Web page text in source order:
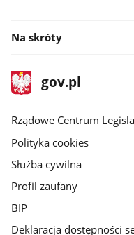
Na skróty
stopka
gov.plStrona
gov.pl
Rządowe Centrum
Polityka cookies
Służba cywilna
Profil zaufany
BIP
Deklaracja dostępności